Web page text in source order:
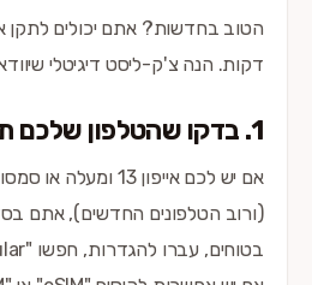
דקות. הנה צ'ק-ליסט דיגיטלי
1. בדקו שהטלפון שלכם תומך eSIM
(ורוב הטלפונים החדשים), אתם